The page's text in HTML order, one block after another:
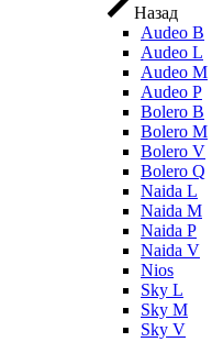
Назад
Audeo B
Audeo L
Audeo М
Audeo P
Bolero B
Bolero M
Bolero V
Bolero Q
Naida L
Naida M
Naida P
Naida V
Nios
Sky L
Sky M
Sky V